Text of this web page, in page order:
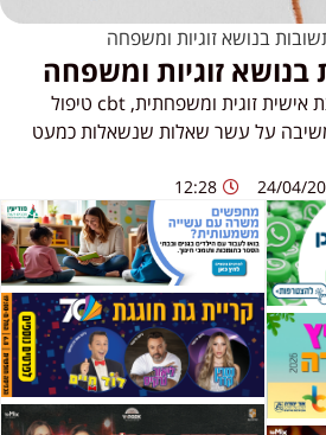
בנושא זוגיות ומשפחה
זוגיות ומשפחה
בתיה בר שביט – יועצת אישית זוגית ומשפחתית, cbt טיפול
משיבה על עשר שאלות שנשאלות כמעט
24/04/
12:28